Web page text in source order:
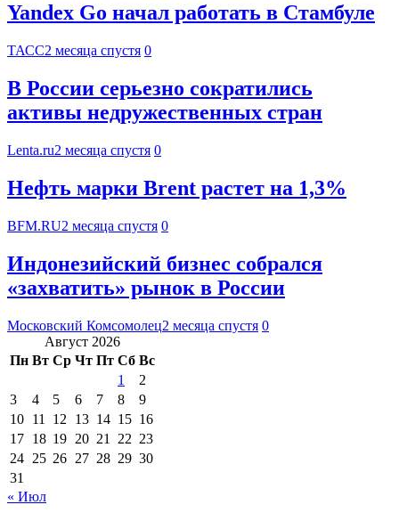
Yandex Go начал работать в Стамбуле
ТАСС2 месяца спустя 0
В России серьезно сократились
активы недружественных стран
Lenta.ru2 месяца спустя 0
Нефть марки Brent растет на 1,3%
BFM.RU2 месяца спустя 0
Индонезийский бизнес собрался
«захватить» рынок в России
Московский Комсомолец2 месяца спустя 0
Август 2026
Пн Вт Ср Чт Пт Сб Вс
1
2
3
4 5 6 7 8
9
10 11 12 13 14 15 16
17 18 19 20 21 22 23
24 25 26 27 28 29 30
31
« Июл